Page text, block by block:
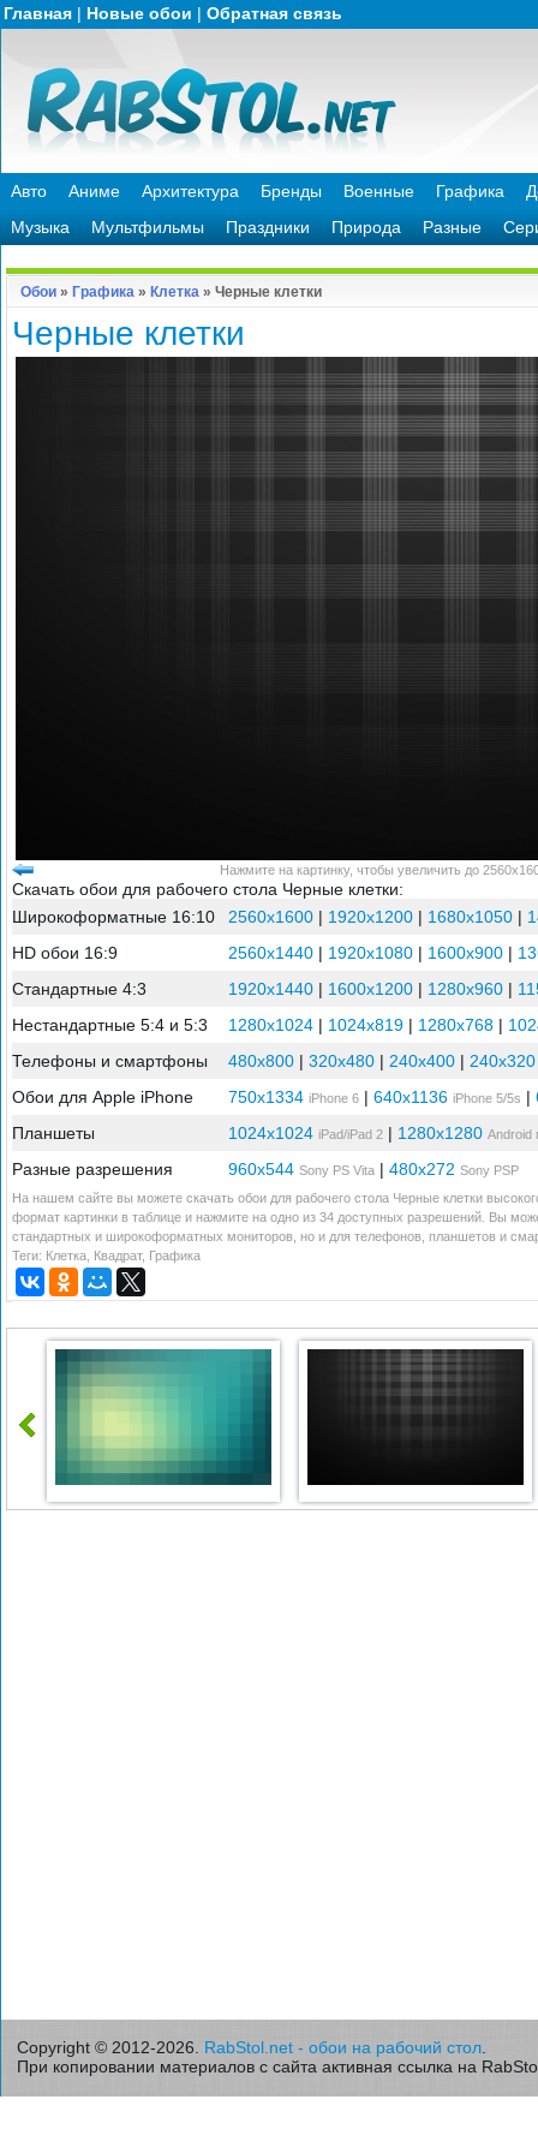
Главная | Новые обои | Обратная связь
Авто Аниме Архитектура Бренды Военные Графика
Музыка
Мультфильмы Праздники Природа Разные
Обои » Графика » Клетка » Черные клетки
Черные клетки
Нажмите на картинку, чтобы увеличить до
Скачать обои для рабочего стола Черные клетки:
Широкоформатные 16:10
2560x1600 | 1920x1200 | 1680x1050 |
HD обои 16:9
2560x1440 | 1920x1080 | 1600x900 |
Стандартные 4:3
1920x1440 | 1600x1200 | 1280x960 |
Нестандартные 5:4 и 5:3
1280x1024 | 1024x819 | 1280x768 |
Телефоны и смартфоны
480x800 | 320x480 | 240x400 | 240x320
Обои для Apple iPhone
750x1334 iPhone 6 | 640x1136 iPhone 5/5s |
Планшеты
1024x1024 iPad/iPad 2 | 1280x1280 Android
Разные разрешения 960x544 Sony PS Vita | 480x272 Sony PSP
На нашем сайте вы можете скачать обои для рабочего стола Черные клетки
формат картинки в таблице и нажмите на одно из 34 доступных разрешений. Вы
стандартных и широкоформатных мониторов, но и для телефонов, планшетов и
Теги: Клетка Квадрат, Графика
Copyright © 2012-2026. RabStol.net - обои на рабочий стол
При копировании материалов с сайта активная ссылка на